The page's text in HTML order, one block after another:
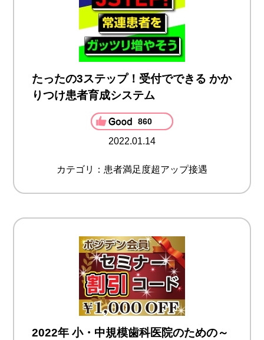
たったの3ステップ！受付でできる かか
りつけ患者育成システム
860
2022.01.14
カテゴリ：患者満足度超アップ接遇
2022年 小・中規模歯科医院のための～